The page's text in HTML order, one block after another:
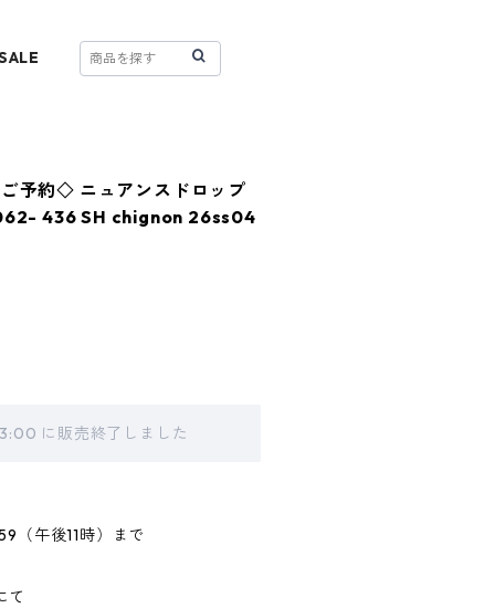
予約◇ ニュアンスドロップ
436 SH chignon 26ss04
に販売終了しました
（午後11時）まで
て